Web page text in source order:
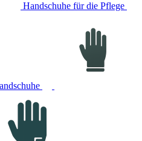
Handschuhe für die Pflege